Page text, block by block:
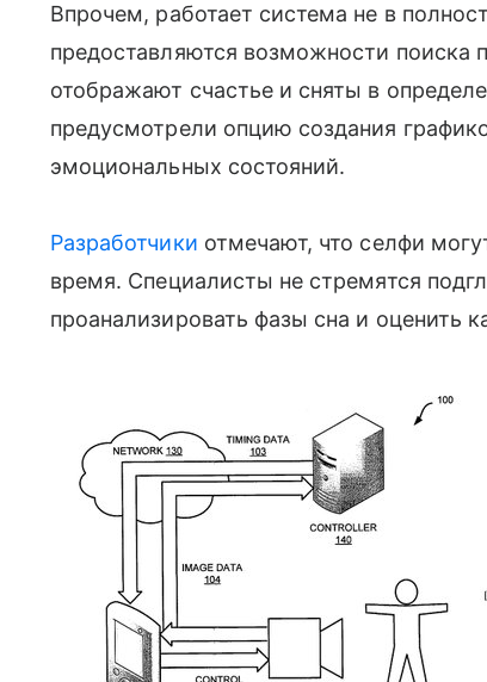
Впрочем, работает система не в
предоставляются возможности поиска
отображают счастье и сняты в
предусмотрели опцию создания
эмоциональных состояний.
Разработчики отмечают, что селфи
время. Специалисты не стремятся
проанализировать фазы сна и оценить